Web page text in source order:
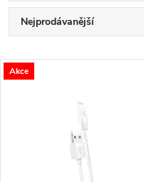
Ř
a
Nejprodávanější
Nejdražší
V
Akce